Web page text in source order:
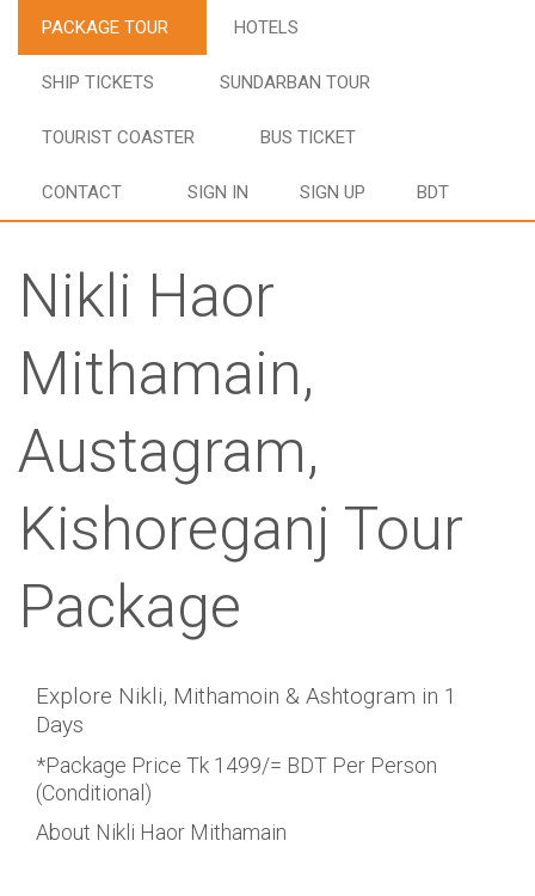
PACKAGE TOUR HOTELS
SHIP TICKETS SUNDARBAN TOUR
TOURIST COASTER BUS TICKET
CONTACT SIGN IN SIGN UP BDT
Nikli Haor
Mithamain,
Austagram,
Kishoreganj Tour
Package
Explore Nikli, Mithamoin & Ashtogram in 1
Days
*Package Price Tk 1499/= BDT Per Person
(Conditional)
About Nikli Haor Mithamain